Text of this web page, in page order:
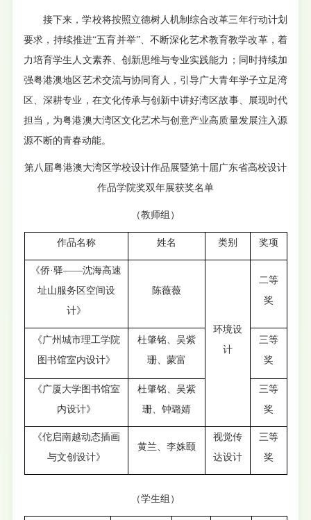
接下来，学校将按照立德树人机制综合改革三年行动计划
要求，持续推进“五育并举”、不断深化艺术教育教学改革，着
力培育学生人文素养、创新思维与专业实践能力；同时持续加
强粤港澳地区艺术交流与协同育人，引导广大青年学子立足湾
区、深耕专业，在文化传承与创新中讲好湾区故事、展现时代
担当，为粤港澳大湾区文化艺术与创意产业高质量发展注入源
源不断的青春动能。
第八届粤港澳大湾区学校设计作品展暨第十届广东省高校设计
作品学院奖双年展获奖名单
（教师组）
作品名称 姓名 类别 奖项
《侨·驿——沈海高速
址山服务区空间设
计》
陈薇薇
环境设
计
二等
奖
《广州城市理工学院
图书馆室内设计》
杜肇铭、吴紫
珊、蒙富
三等
奖
《广厦大学图书馆室
内设计》
杜肇铭、吴紫
珊、钟璐婧
三等
奖
《佗启南越动态插画
与文创设计》
黄兰、李姝颐
视觉传
达设计
三等
奖
（学生组）